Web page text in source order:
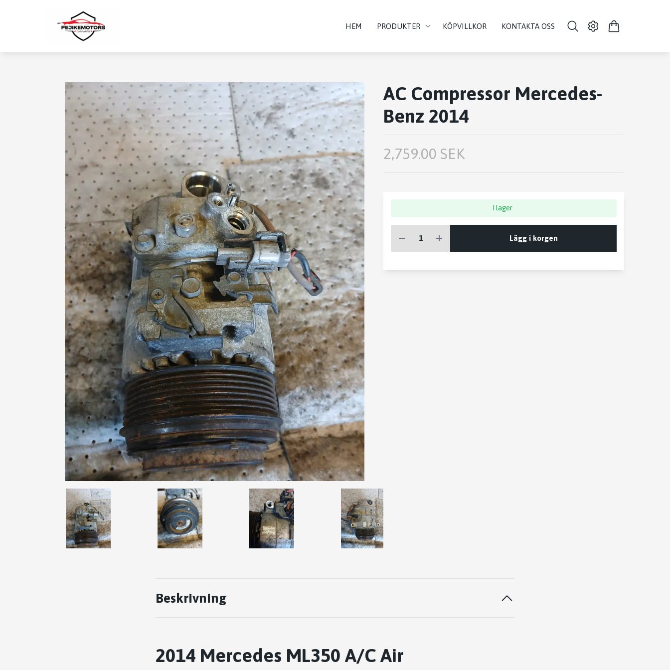
HEM PRODUKTER KÖPVILLKOR KONTAKTA OSS
AC Compressor Mercedes-
Benz 2014
2,759.00 SEK
I lager
Lägg i korgen
Beskrivning
2014 Mercedes ML350 A/C Air